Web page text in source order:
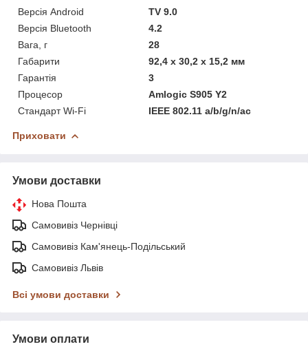
Версія Android
TV 9.0
Версія Bluetooth
4.2
Вага, г
28
Габарити
92,4 x 30,2 x 15,2 мм
Гарантія
3
Процесор
Amlogic S905 Y2
Стандарт Wi-Fi
IEEE 802.11 a/b/g/n/ac
Приховати
Умови доставки
Нова Пошта
Самовивіз Чернівці
Самовивіз Кам'янець-Подільський
Самовивіз Львів
Всі умови доставки
Умови оплати